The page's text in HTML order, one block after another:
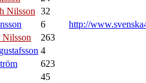
Nilsson 32
6 http://
Nilsson 263
4
623
45